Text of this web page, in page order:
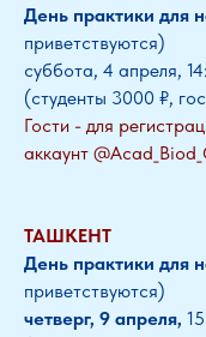
День практики для
приветствуются)
суббота, 4 апреля,
(студенты 3000 ₽,
Гости - для
аккаунт
ТАШКЕНТ
День практики для
приветствуются)
четверг, 9 апреля,